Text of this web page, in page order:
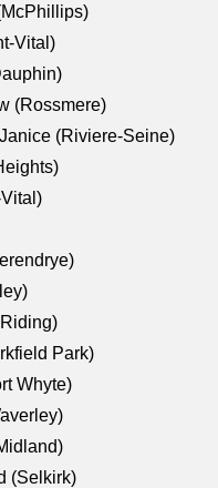
Vital)
(Rossmere)
(Riviere-Seine)
Park)
Whyte)
(Selkirk)